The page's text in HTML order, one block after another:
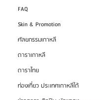
FAQ
Skin & Promotion
ศัลยกรรมเกาหลี
ดาราเกาหลี
ดาราไทย
ท่องเที่ยว ประเทศเกาหลีใต้